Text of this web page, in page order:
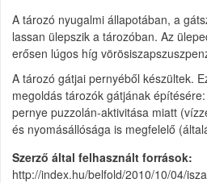
A tározó nyugalmi állapotában, a
lassan ülepszik a tározóban. Az
erősen lúgos híg
A tározó gátjai pernyéből készültek.
megoldás tározók gátjának
pernye puzzolán-aktivitása miatt
és nyomásállósága is megfelelő
Szerző által felhasznált források
http://index.hu/belfold/2010/10/04/